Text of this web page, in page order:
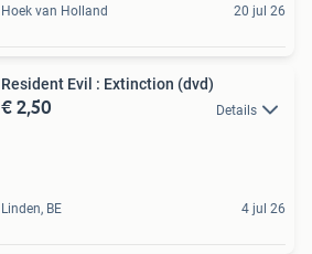
Hoek van Holland 20 jul 26
Resident Evil : Extinction (dvd)
€ 2,50 Details
Linden, BE 4 jul 26